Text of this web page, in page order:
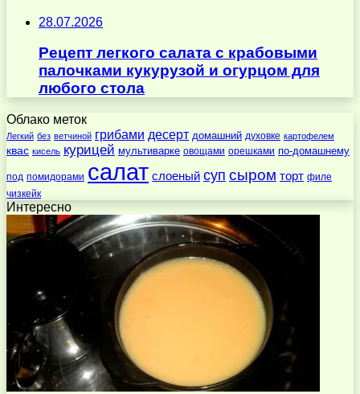
28.07.2026
Рецепт легкого салата с крабовыми
палочками кукурузой и огурцом для
любого стола
Облако меток
Легкий без ветчиной грибами десерт домашний духовке картофелем
квас кисель курицей мультиварке овощами орешками по-домашнему
под помидорами салат слоеный суп сыром торт филе
чизкейк
Интересно